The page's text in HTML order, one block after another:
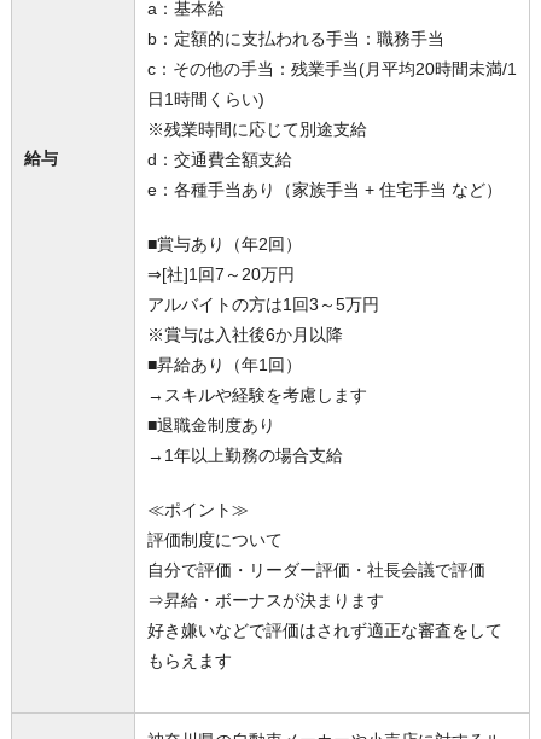
給与
a：基本給
b：定額的に支払われる手当：職務手当
c：その他の手当：残業手当(月平均20時間未満/1
日1時間くらい)
※残業時間に応じて別途支給
d：交通費全額支給
e：各種手当あり（家族手当 + 住宅手当 など）
■賞与あり（年2回）
⇒[社]1回7～20万円
アルバイトの方は1回3～5万円
※賞与は入社後6か月以降
■昇給あり（年1回）
→スキルや経験を考慮します
■退職金制度あり
→1年以上勤務の場合支給
≪ポイント≫
評価制度について
自分で評価・リーダー評価・社長会議で評価
⇒昇給・ボーナスが決まります
好き嫌いなどで評価はされず適正な審査をして
もらえます